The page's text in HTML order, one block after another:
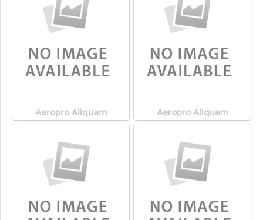
Aeropro Aliquam Aeropro Aliquam